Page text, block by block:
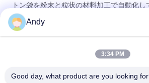
トン袋を粉末と粒状の材料加工で自動化
に設計された卸荷機
粉末 食品 化学 産業 の 粉末 供給 に 関する
化学および製薬産業における無塵で高度な
Andy
3:34 PM
Good day, what product are you looking